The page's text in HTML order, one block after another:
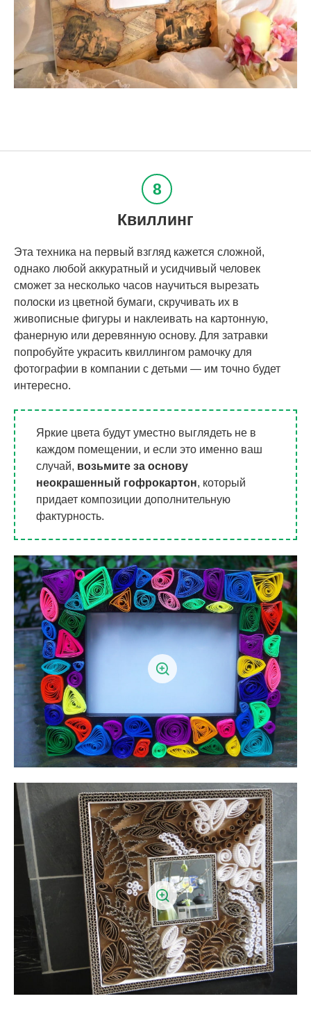
Квиллинг
Эта техника на первый взгляд кажется сложной,
однако любой аккуратный и усидчивый человек
сможет за несколько часов научиться вырезать
полоски из цветной бумаги, скручивать их в
живописные фигуры и наклеивать на картонную,
фанерную или деревянную основу. Для затравки
попробуйте украсить квиллингом рамочку для
фотографии в компании с детьми — им точно будет
интересно.
Яркие цвета будут уместно выглядеть не в
каждом помещении, и если это именно ваш
случай, возьмите за основу
неокрашенный гофрокартон, который
придает композиции дополнительную
фактурность.